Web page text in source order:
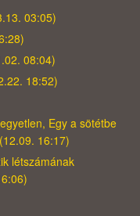
03:05)
08:04)
18:52)
Egy a sötétbe
16:17)
létszámának